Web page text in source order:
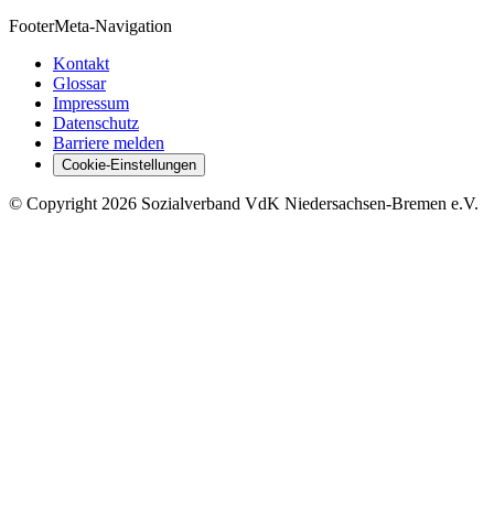
FooterMeta-Navigation
Kontakt
Glossar
Impressum
Datenschutz
Barriere melden
Cookie-Einstellungen
© Copyright2026 Sozialverband VdK Niedersachsen-Bremen e.V.